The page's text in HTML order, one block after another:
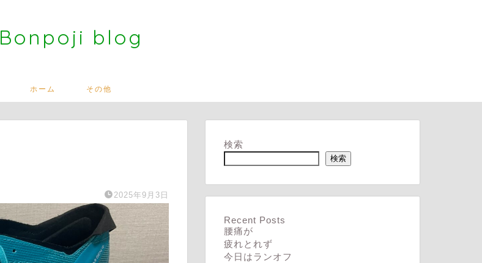
Bonpoji blog
ホーム その他
2025年9月3日
検索
検索
Recent Posts
腰痛が
疲れとれず
今日はランオフ